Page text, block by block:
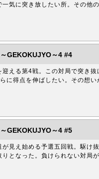
一気に突き放したい所。その他
GEKOKUJYO～4 #4
迎える第4戦。この対局で突き
に得点を伸ばしたい。その想
GEKOKUJYO～4 #5
が見え始める予選五回戦。駆け
りとなった。負けられない対局